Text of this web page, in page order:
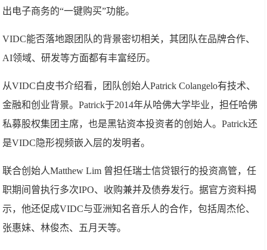
出电子商务的“一键购买”功能。
VIDC能否落地跟团队的背景密切相关，其团队在品牌合作、
AI领域、研发等方面都有丰富经历。
从VIDC白皮书介绍看，团队创始人Patrick Colangelo有技术、
金融和创业背景。Patrick于2014年从哈佛大学毕业，担任哈佛
私募股权集团主席，也是黑钻资本投资者的创始人。Patrick还
是VIDC隐形视频嵌入层的发明者。
联合创始人Matthew Lim 曾担任瑞士信贷银行的投资高管，任
职期间曾执行多次IPO、收购兼并及债券发行。据官方资料揭
示，他还促成VIDC与亚洲知名音乐人的合作，包括周杰伦、
张惠妹、林俊杰、五月天等。